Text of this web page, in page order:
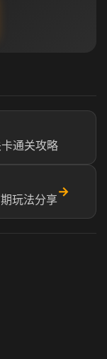
通关攻略
玩法分享
→